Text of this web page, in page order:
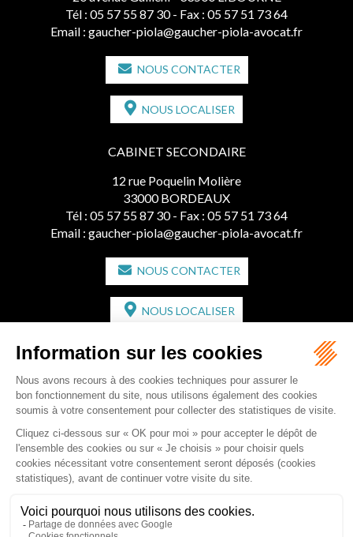
Tél : 05 57 55 87 30 - Fax : 05 57 51 73 64
Email : gaucher-piola@gaucher-piola-avocat.fr
NOUS CONTACTER
NOUS LOCALISER
CABINET SECONDAIRE
12 rue Poquelin Molière
33000 BORDEAUX
Tél : 05 57 55 87 30 - Fax : 05 57 51 73 64
Email : gaucher-piola@gaucher-piola-avocat.fr
NOUS CONTACTER
NOUS LOCALISER
CABINET SECONDAIRE
2 bis Avenue de l'Europe
33350 ST MAGNE-DE-CASTILLON
Tél :05 57 55 87 30 - Fax : 05 57 51 73 64
Email :gaucher-piola@gaucher-piola-avocat.fr
NOUS CONTACTER
NOUS LOCALISER